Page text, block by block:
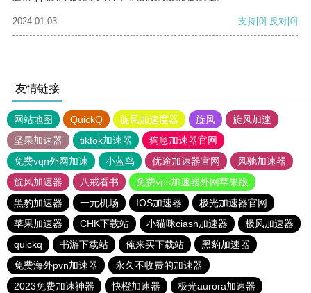
2024-01-03 支持[0] 反对[0]
友情链接
网站地图 QuickQ 旋风加速度器 旋风
旋风加速
坚果加速器
tiktok加速器
狗急加速器官网
免费vqn外网加速
小蓝鸟 优途加速器官网
风驰加速器
旋风加速器
八戒看书
免费vps加速器外网苹果版
黑豹加速器
一元机场 IOS加速器
极光加速器官网
苹果加速器
CHK下载站 小猫咪ciash加速器
极风加速器
quickq
书游下载站 俺来买下载站
黑豹加速器
免费海外pvn加速器
永久不收费的加速器
2023免费加速神器
快橙加速器 极光aurora加速器